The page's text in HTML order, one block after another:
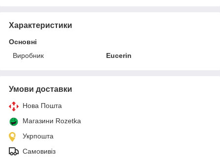
Характеристики
Основні
Виробник
Eucerin
Умови доставки
Нова Пошта
Магазини Rozetka
Укрпошта
Самовивіз